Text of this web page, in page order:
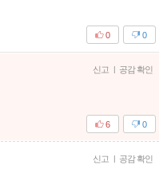
0
0
신고 | 공감 확인
0
6
신고 | 공감 확인